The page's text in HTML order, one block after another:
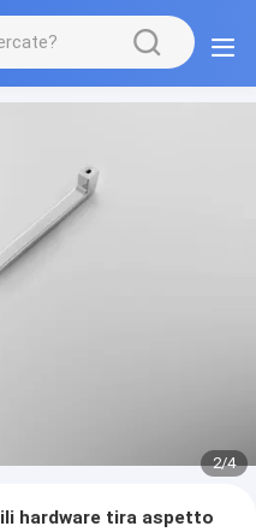
2/4
hardware tira aspetto